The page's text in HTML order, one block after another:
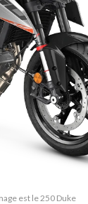
est le 250 Duke